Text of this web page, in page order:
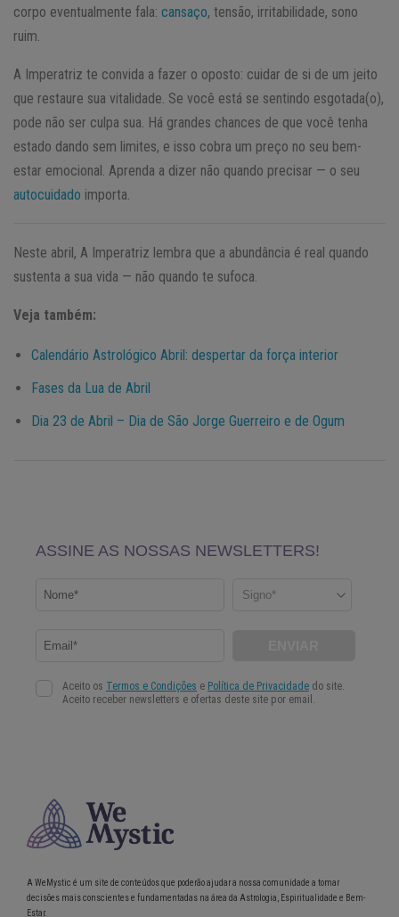
corpo eventualmente fala: cansaço, tensão, irritabilidade, sono
ruim.
A Imperatriz te convida a fazer o oposto: cuidar de si de um jeito
que restaure sua vitalidade. Se você está se sentindo esgotada(o),
pode não ser culpa sua. Há grandes chances de que você tenha
estado dando sem limites, e isso cobra um preço no seu bem-
estar emocional. Aprenda a dizer não quando precisar — o seu
autocuidado importa.
Neste abril, A Imperatriz lembra que a abundância é real quando
sustenta a sua vida — não quando te sufoca.
Veja também:
Calendário Astrológico Abril: despertar da força interior
Fases da Lua de Abril
Dia 23 de Abril – Dia de São Jorge Guerreiro e de Ogum
A WeMystic é um site de conteúdos que poderão ajudar a nossa comunidade a tomar
decisões mais conscientes e fundamentadas na área da Astrologia, Espiritualidade e Bem-
Estar.